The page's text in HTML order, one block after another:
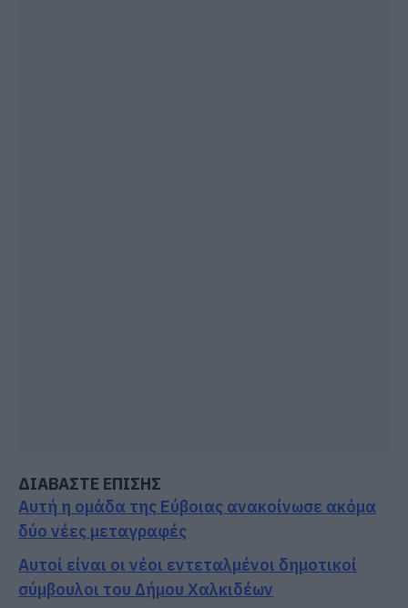
ΔΙΑΒΑΣΤΕ ΕΠΙΣΗΣ
Αυτή η ομάδα της Εύβοιας ανακοίνωσε ακόμα
δύο νέες μεταγραφές
Αυτοί είναι οι νέοι εντεταλμένοι δημοτικοί
σύμβουλοι του Δήμου Χαλκιδέων